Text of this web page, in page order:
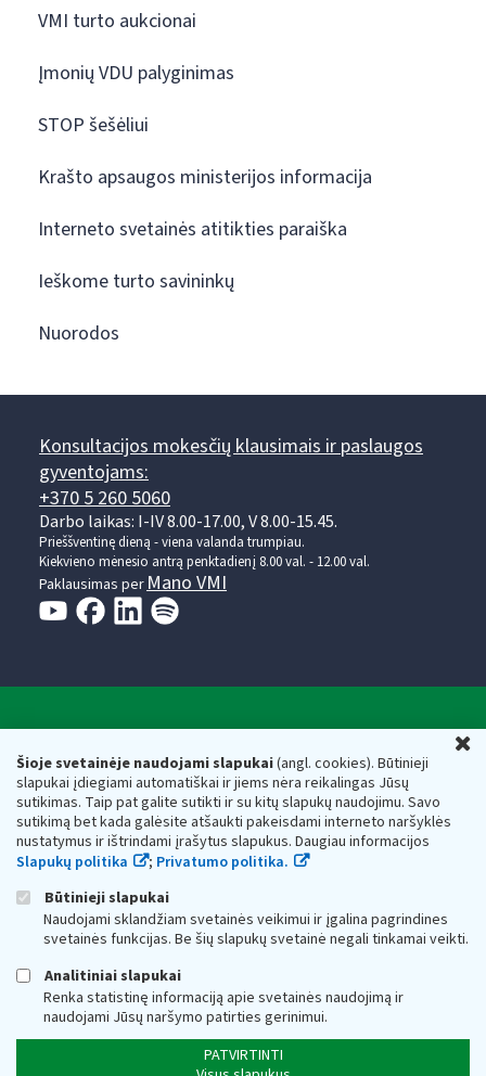
Šioje svetainėje naudojami slapukai(angl. cookies). Būtinieji
slapukai įdiegiami automatiškai ir jiems nėra reikalingas Jūsų
sutikimas. Taip pat galite sutikti ir su kitų slapukų naudojimu. Savo
sutikimą bet kada galėsite atšaukti pakeisdami interneto naršyklės
nustatymus ir ištrindami įrašytus slapukus. Daugiau informacijos
Slapukų politika
; Privatumo politika.
Būtinieji slapukai
Naudojami sklandžiam svetainės veikimui ir įgalina pagrindines
svetainės funkcijas. Be šių slapukų svetainė negali tinkamai veikti.
Analitiniai slapukai
Renka statistinę informaciją apie svetainės naudojimą ir
naudojami Jūsų naršymo patirties gerinimui.
PATVIRTINTI
VMI turto aukcionai
Įmonių VDU palyginimas
STOP šešėliui
Krašto apsaugos ministerijos informacija
Interneto svetainės atitikties paraiška
Ieškome turto savininkų
Nuorodos
Konsultacijos mokesčių klausimais ir paslaugos
gyventojams:
+370 5 260 5060
Darbo laikas: I-IV 8.00-17.00, V 8.00-15.45.
Prieššventinę dieną - viena valanda trumpiau.
Kiekvieno mėnesio antrą penktadienį 8.00 val. - 12.00 val.
Paklausimas per Mano VMI
Respublikos finansų ministerijos
Biudžetinė įstaiga. Juridinio asmens kodas — 188659752,
adresas: Vasario 16-osios g. 14, 01107 Vilnius, Lietuva, el.paštas:
vmi@vmi.lt, E. pristatymo dėžutės adresas 188659752
Duomenys apie Valstybinę mokesčių inspekciją prie Lietuvos
Respublikos finansų ministerijos kaupiami ir saugomi Juridinių